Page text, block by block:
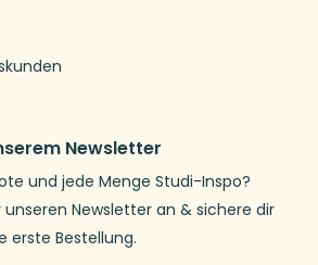
Newsletter
und jede Menge Studi-Inspo?
Newsletter an & sichere dir
erste Bestellung.